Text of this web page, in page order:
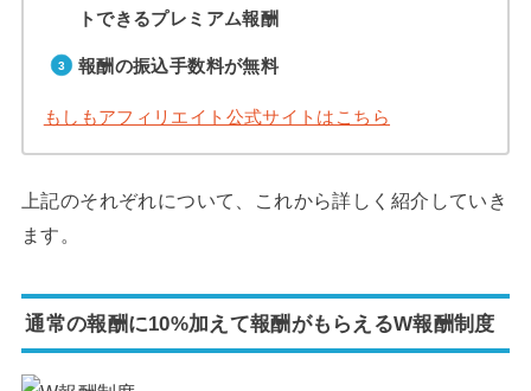
トできるプレミアム報酬
報酬の振込手数料が無料
もしもアフィリエイト公式サイトはこちら
上記のそれぞれについて、これから詳しく紹介していき
ます。
通常の報酬に10%加えて報酬がもらえるW報酬制度